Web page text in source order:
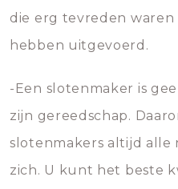
die erg tevreden
hebben uitgevoerd.
-Een slotenmaker is
zijn gereedschap.
slotenmakers altijd alle
zich. U kunt het beste